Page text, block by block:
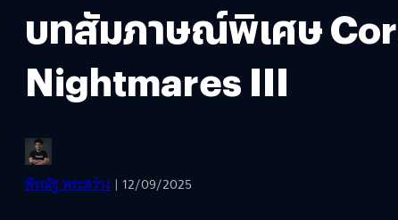
บทสัมภาษณ์พิเศษ
Nightmares III
พีรณัฐ พระสว่าง | 12/09/2025